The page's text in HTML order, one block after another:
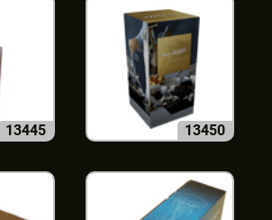
13445 13450